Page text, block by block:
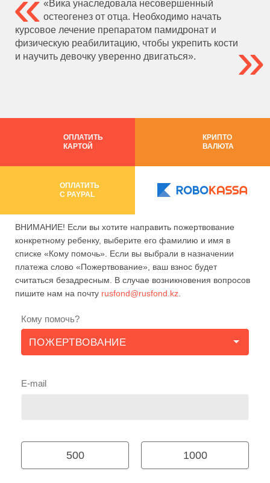
«Вика унаследовала несовершенный
остеогенез от отца. Необходимо начать
курсовое лечение препаратом памидронат и
физическую реабилитацию, чтобы укрепить кости
и научить девочку уверенно двигаться».
ОПЛАТИТЬ
КАРТОЙ
КРИПТО
ВАЛЮТА
ОПЛАТИТЬ
C PAYPAL
ВНИМАНИЕ! Если вы хотите направить пожертвование
конкретному ребенку, выберите его фамилию и имя в
списке «Кому помочь». Если вы выбрали в назначении
платежа слово «Пожертвование», ваш взнос будет
считаться безадресным. В случае возникновения вопросов
пишите нам на почту rusfond@rusfond.kz
Кому помочь?
E-mail
500 1000